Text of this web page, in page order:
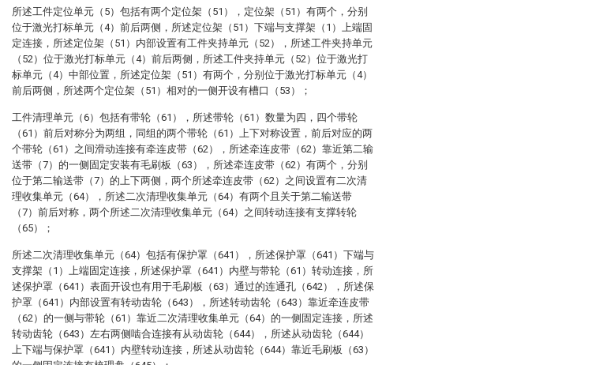
所述工件定位单元（5）包括有两个定位架（51），定位架（51）有两个，分别
位于激光打标单元（4）前后两侧，所述定位架（51）下端与支撑架（1）上端固
定连接，所述定位架（51）内部设置有工件夹持单元（52），所述工件夹持单元
（52）位于激光打标单元（4）前后两侧，所述工件夹持单元（52）位于激光打
标单元（4）中部位置，所述定位架（51）有两个，分别位于激光打标单元（4）
前后两侧，所述两个定位架（51）相对的一侧开设有槽口（53）；
工件清理单元（6）包括有带轮（61），所述带轮（61）数量为四，四个带轮
（61）前后对称分为两组，同组的两个带轮（61）上下对称设置，前后对应的两
个带轮（61）之间滑动连接有牵连皮带（62），所述牵连皮带（62）靠近第二输
送带（7）的一侧固定安装有毛刷板（63），所述牵连皮带（62）有两个，分别
位于第二输送带（7）的上下两侧，两个所述牵连皮带（62）之间设置有二次清
理收集单元（64），所述二次清理收集单元（64）有两个且关于第二输送带
（7）前后对称，两个所述二次清理收集单元（64）之间转动连接有支撑转轮
（65）；
所述二次清理收集单元（64）包括有保护罩（641），所述保护罩（641）下端与
支撑架（1）上端固定连接，所述保护罩（641）内壁与带轮（61）转动连接，所
述保护罩（641）表面开设也有用于毛刷板（63）通过的连通孔（642），所述保
护罩（641）内部设置有转动齿轮（643），所述转动齿轮（643）靠近牵连皮带
（62）的一侧与带轮（61）靠近二次清理收集单元（64）的一侧固定连接，所述
转动齿轮（643）左右两侧啮合连接有从动齿轮（644），所述从动齿轮（644）
上下端与保护罩（641）内壁转动连接，所述从动齿轮（644）靠近毛刷板（63）